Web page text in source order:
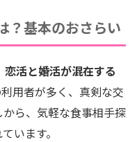
？基本のおさらい
恋活と婚活が混在する
用者が多く、真剣な交
ら、気軽な食事相手探
います。